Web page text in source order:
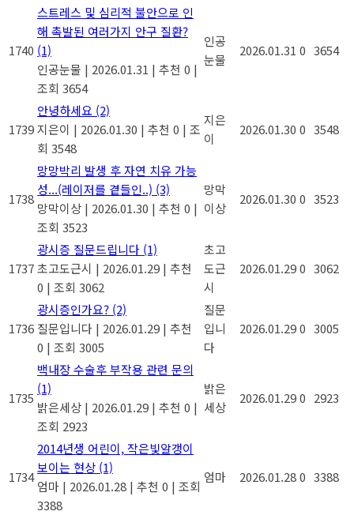
1740
스트레스 및 심리적 불안으로 인
해 촉발된 여러가지 안구 질환?
(1)
인공눈물 | 2026.01.31 | 추천 0 |
조회 3654
인공
눈물
2026.01.31 0 3654
1739
안녕하세요 (2)
지은이 | 2026.01.30 | 추천 0 | 조
회 3548
지은
이
2026.01.30 0 3548
1738
망망박리 발생 후 자연 치유 가능
성...(레이저를 곁들인..) (3)
망막이상 | 2026.01.30 | 추천 0 |
조회 3523
망막
이상
2026.01.30 0 3523
1737
광시증 질문드립니다 (1)
초고도근시 | 2026.01.29 | 추천
0 | 조회 3062
초고
도근
시
2026.01.290 3062
1736
광시증인가요? (2)
질문입니다 | 2026.01.29 | 추천
0 | 조회 3005
질문
입니
다
2026.01.290 3005
1735
백내장 수술후 부작용 관련 문의
(1)
밝은세상 | 2026.01.29 | 추천 0 |
조회 2923
밝은
세상
2026.01.290 2923
1734
2014년생 어린이, 작은빛알갱이
보이는 현상 (1)
엄마 | 2026.01.28 | 추천 0 | 조회
3388
엄마 2026.01.280 3388